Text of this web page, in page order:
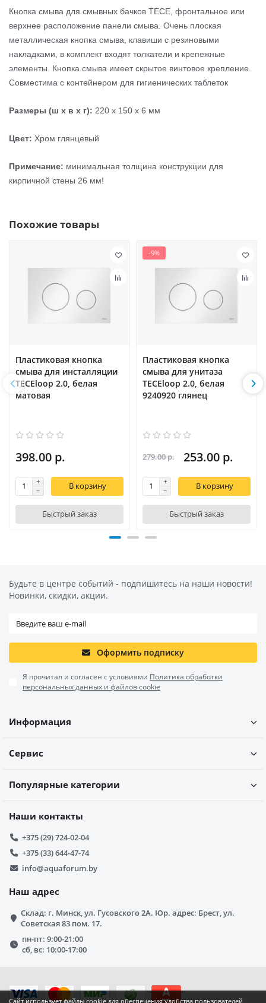
Кнопка смыва для смывных бачков TECE, фронтальное или
верхнее расположение панели смыва. Очень плоская
металлическая кнопка смыва, клавиши с резиновыми
накладками, в комплект входят толкатели и крепежные
элементы. Кнопка смыва имеет скрытое винтовое крепление.
Совместима с контейнером для гигиенических таблеток
Размеры (ш x в x г): 220 x 150 x 6 мм
Цвет: Хром глянцевый
Примечание: минимальная толщина конструкции для
кирпичной стены 26 мм!
Похожие товары
Пластиковая кнопка
смыва для инсталляции
TECEloop 2.0, белая
матовая
398.00 р.
В корзину
Быстрый заказ
-9%
Пластиковая кнопка
смыва для унитаза
TECEloop 2.0, белая
9240920 глянец
279.00 р. 253.00 р.
В корзину
Быстрый заказ
Сайт использует файлы cookie для обеспечения удобства пользователей
Будьте в центре событий - подпишитесь на наши новости!
Новинки, скидки, акции.
Оформить подписку
Я прочитал и согласен с условиями Политика обработки
персональных данных и файлов cookie
Информация
Сервис
Популярные категории
Наши контакты
+375 (29) 724-02-04
+375 (33) 644-47-74
info@aquaforum.by
Наш адрес
Склад: г. Минск, ул. Гусовского 2А. Юр. адрес: Брест, ул.
Советская 83 пом. 17.
пн-пт: 9:00-21:00
сб, вс: 10:00-17:00